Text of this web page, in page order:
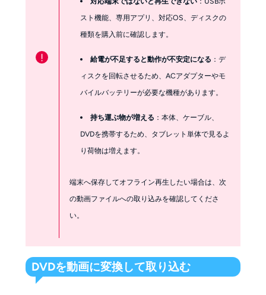
!
スト機能、専用アプリ、対応OS、ディスクの
種類を購入前に確認します。
給電が不足すると動作が不安定になる ：デ
ィスクを回転させるため、ACアダプターやモ
バイルバッテリーが必要な機種があります。
持ち運ぶ物が増える ：本体、ケーブル、
DVDを携帯するため、タブレット単体で見るよ
り荷物は増えます。
端末へ保存してオフライン再生したい場合は、次
の動画ファイルへの取り込みを確認してくださ
い。
DVDを動画に変換して取り込む